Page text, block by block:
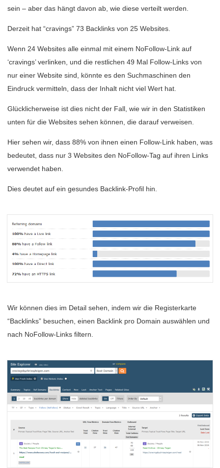
sein – aber das hängt davon ab, wie diese verteilt werden.
Derzeit hat “cravings” 73 Backlinks von 25 Websites.
Wenn 24 Websites alle einmal mit einem NoFollow-Link auf
‘cravings’ verlinken, und die restlichen 49 Mal Follow-Links von
nur einer Website sind, könnte es den Suchmaschinen den
Eindruck vermitteln, dass der Inhalt nicht viel Wert hat.
Glücklicherweise ist dies nicht der Fall, wie wir in den Statistiken
unten für die Websites sehen können, die darauf verweisen.
Hier sehen wir, dass 88% von ihnen einen Follow-Link haben, was
bedeutet, dass nur 3 Websites den NoFollow-Tag auf ihren Links
verwendet haben.
Dies deutet auf ein gesundes Backlink-Profil hin.
Wir können dies im Detail sehen, indem wir die Registerkarte
“Backlinks” besuchen, einen Backlink pro Domain auswählen und
nach NoFollow-Links filtern.